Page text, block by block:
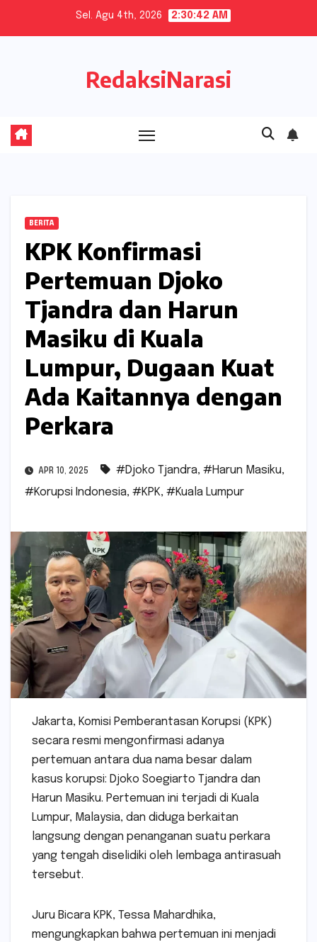
Sel. Agu 4th, 2026 2:30:43 AM
RedaksiNarasi
BERITA
KPK Konfirmasi
Pertemuan Djoko
Tjandra dan Harun
Masiku di Kuala
Lumpur, Dugaan Kuat
Ada Kaitannya dengan
Perkara
APR 10, 2025 #Djoko Tjandra, #Harun Masiku,
#Korupsi Indonesia, #KPK, #Kuala Lumpur
Jakarta, Komisi Pemberantasan Korupsi (KPK)
secara resmi mengonfirmasi adanya
pertemuan antara dua nama besar dalam
kasus korupsi: Djoko Soegiarto Tjandra dan
Harun Masiku. Pertemuan ini terjadi di Kuala
Lumpur, Malaysia, dan diduga berkaitan
langsung dengan penanganan suatu perkara
yang tengah diselidiki oleh lembaga antirasuah
tersebut.
Juru Bicara KPK, Tessa Mahardhika,
mengungkapkan bahwa pertemuan ini menjadi